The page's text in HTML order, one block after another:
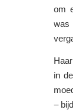
om
was
in
–